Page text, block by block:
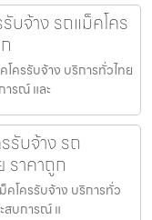
บจ้าง รถแม็คโคร
โครรับจ้าง บริการทั่วไทย
ารณ์ และ
รับจ้าง รถ
ราคาถูก
คโครรับจ้าง บริการทั่ว
สบการณ์ แ